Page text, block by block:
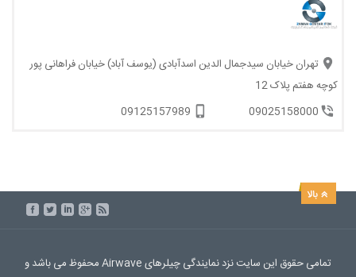
تهران خیابان سیدجمال الدین اسدآبادی (یوسف آباد) خیابان فراهانی پور
کوچه هفتم پلاک 12
09025158000
09125157989
تمامی حقوق این سایت نزد نمایندگی چیلرهای Airwave محفوظ می باشد و